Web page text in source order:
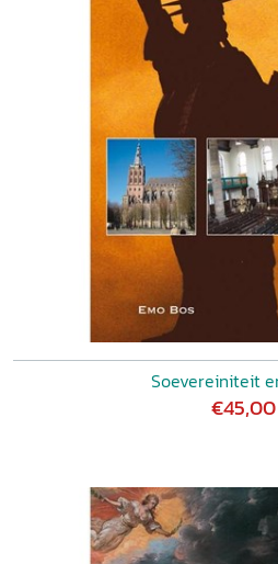
Soevereiniteit
€45,00